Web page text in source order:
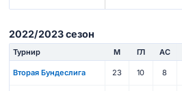
2022/2023 сезон
Турнир М ГЛ АС
Вторая Бундеслига 23 10 8